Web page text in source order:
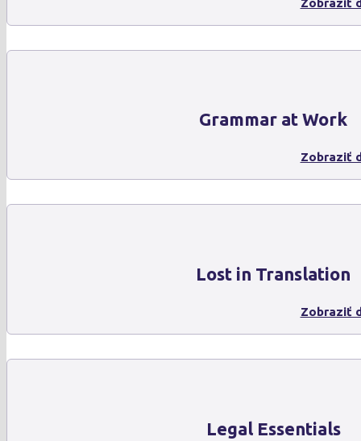
Grammar at Work
Zobraziť
Lost in Translation
Zobraziť
Legal Essentials